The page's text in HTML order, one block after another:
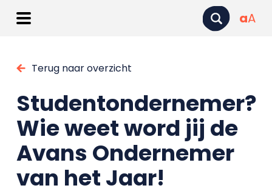
aA
Terug naar overzicht
Studentondernemer?
Wie weet word jij de
Avans Ondernemer
van het Jaar!